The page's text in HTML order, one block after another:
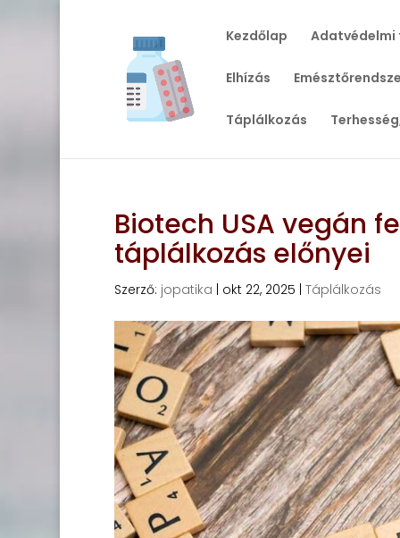
Kezdőlap
Elhízás
Táplálkozás
Biotech USA vegán
táplálkozás előnyei
Szerző: jopatika okt 22, 2025 Táplálkozás